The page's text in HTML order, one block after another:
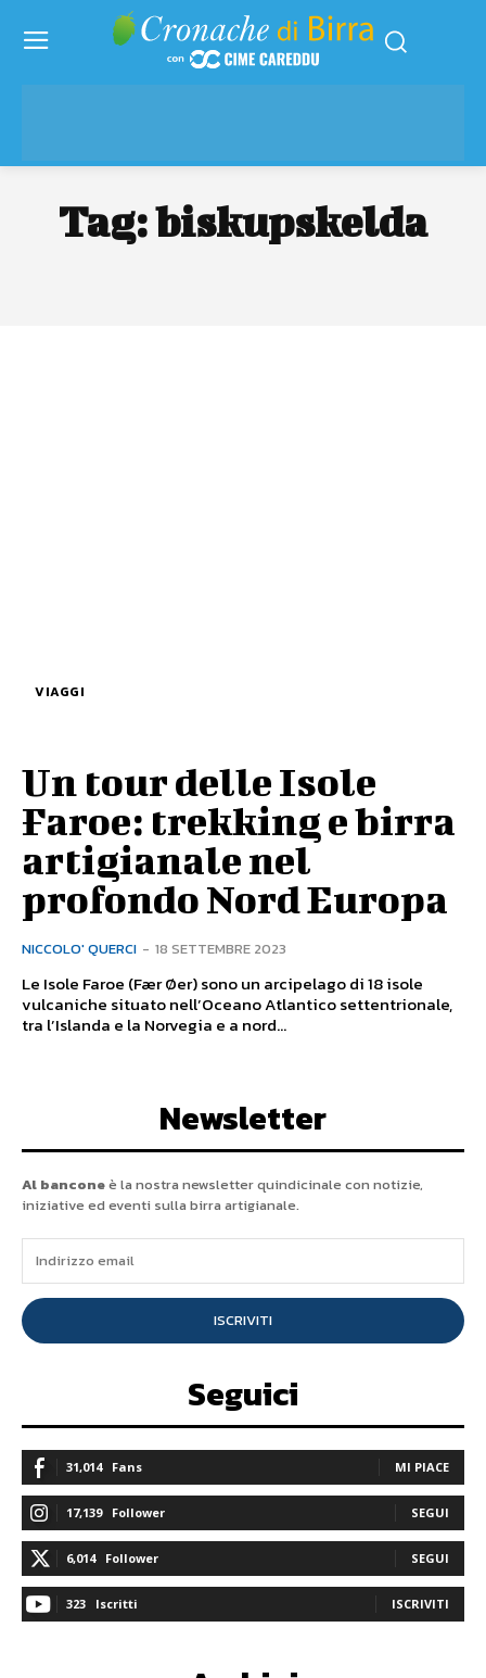
Tag:biskupskelda
VIAGGI
Un tour delle Isole
Faroe: trekking e birra
artigianale nel
profondo Nord Europa
NICCOLO' QUERCI - 18 SETTEMBRE 2023
Le Isole Faroe (Fær Øer) sono un arcipelago di 18 isole
vulcaniche situato nell’Oceano Atlantico settentrionale,
tra l’Islanda e la Norvegia e a nord...
Newsletter
Al banconeè la nostra newsletter quindicinale con notizie,
iniziative ed eventi sulla birra artigianale.
ISCRIVITI
Seguici
31,014 Fans MI PIACE
17,139 Follower SEGUI
6,014 Follower SEGUI
323 Iscritti ISCRIVITI